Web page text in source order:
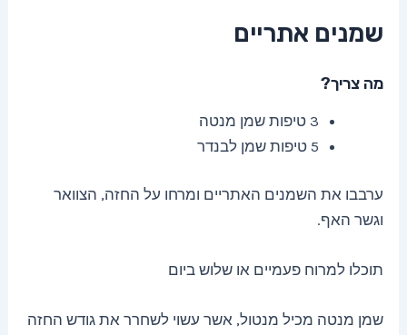
שמנים אתריים
מה צריך?
3 טיפות שמן מנטה
5 טיפות שמן לבנדר
ערבבו את השמנים האתריים ומרחו על החזה, הצוואר
וגשר האף.
תוכלו למרוח פעמיים או שלוש ביום
שמן מנטה מכיל מנטול, אשר עשוי לשחרר את גודש החזה